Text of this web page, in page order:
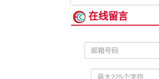
在线留言